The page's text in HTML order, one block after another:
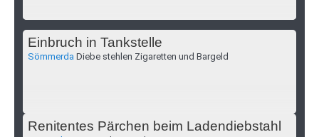
Einbruch in Tankstelle
Sömmerda Diebe stehlen Zigaretten und Bargeld
Renitentes Pärchen beim Ladendiebstahl